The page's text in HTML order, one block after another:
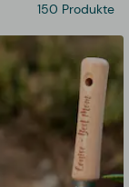
150 Produkte